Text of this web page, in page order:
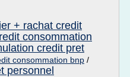
+ rachat credit
consommation
credit pret
consommation bnp /
personnel